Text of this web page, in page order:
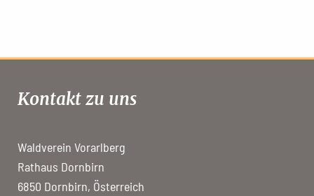
Kontakt zu uns
Waldverein Vorarlberg
Rathaus Dornbirn
6850 Dornbirn, Österreich